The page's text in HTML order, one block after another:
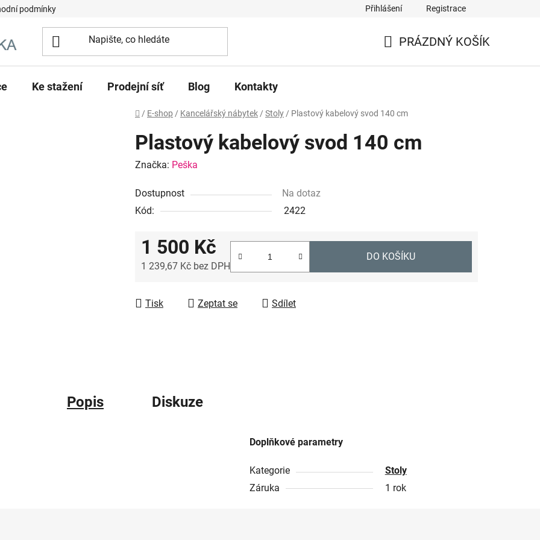
podmínky Přihlášení Registrace
PRÁZDNÝ KOŠÍK
Ke stažení Prodejní síť Blog Kontakty
Domů
/ E-shop / Kancelářský nábytek / Stoly / Plastový kabelový svod 140 cm
Plastový kabelový svod 140 cm
Značka: Peška
Dostupnost
Na dotaz
Kód:
2422
1 500 Kč
1 239,67 Kč bez DPH
DO KOŠÍKU
Tisk Zeptat se Sdílet
Popis Diskuze
Doplňkové parametry
Kategorie
Stoly
Záruka
1 rok